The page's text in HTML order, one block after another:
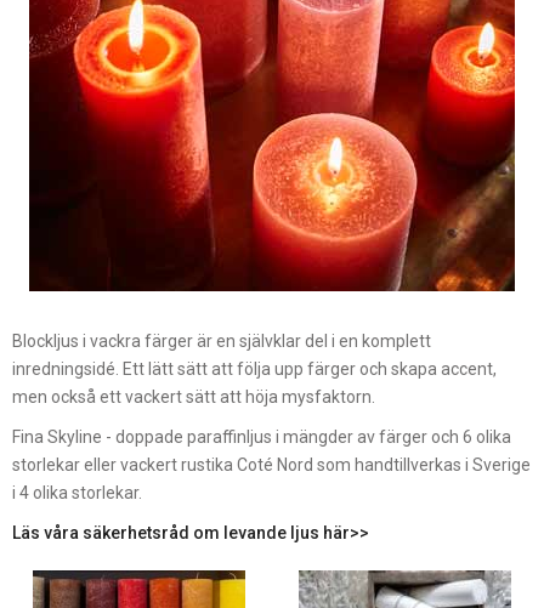
Blockljus i vackra färger är en självklar del i en komplett
inredningsidé. Ett lätt sätt att följa upp färger och skapa accent,
men också ett vackert sätt att höja mysfaktorn.
Fina Skyline - doppade paraffinljus i mängder av färger och 6 olika
storlekar eller vackert rustika Coté Nord som handtillverkas i Sverige
i 4 olika storlekar.
Läs våra säkerhetsråd om levande ljus här>>